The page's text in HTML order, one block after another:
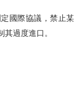
國際協議，禁止某
過度進口。